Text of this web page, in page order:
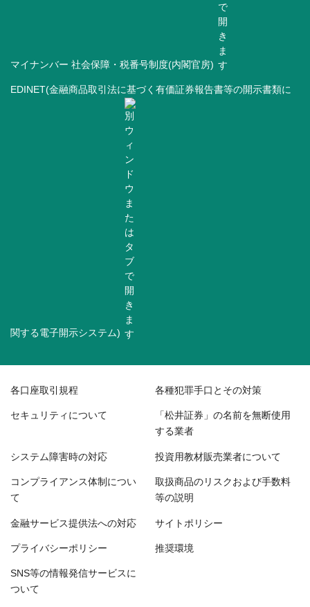
マイナンバー 社会保障・税番号制度(内閣官房)
EDINET(金融商品取引法に基づく有価証券報告書等の開示書類に
関する電子開示システム)
各口座取引規程 各種犯罪手口とその対策
セキュリティについて 「松井証券」の名前を無断使用
する業者
システム障害時の対応 投資用教材販売業者について
コンプライアンス体制につい
て
取扱商品のリスクおよび手数料
等の説明
金融サービス提供法への対応 サイトポリシー
プライバシーポリシー 推奨環境
SNS等の情報発信サービスに
ついて